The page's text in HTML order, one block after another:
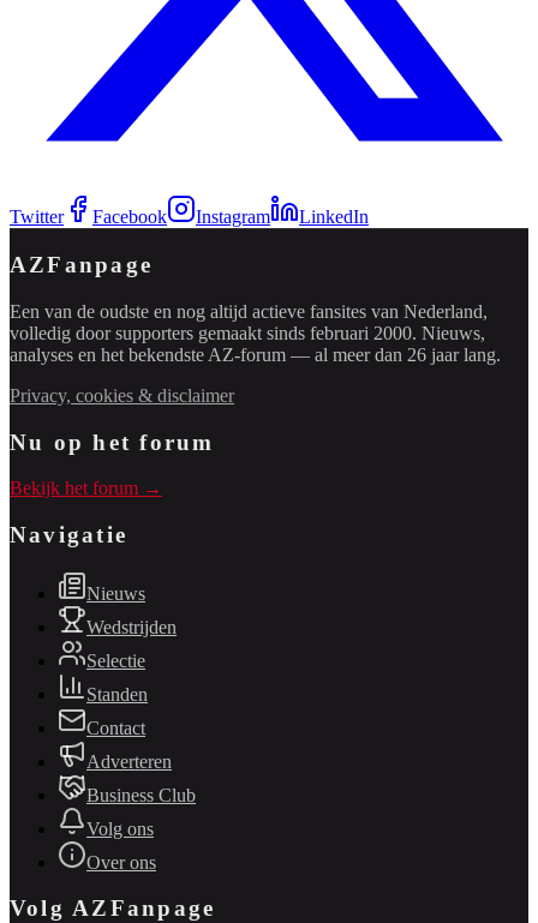
Twitter Facebook Instagram LinkedIn
AZFanpage
Een van de oudste en nog altijd actieve fansites van Nederland,
volledig door supporters gemaakt sinds februari 2000. Nieuws,
analyses en het bekendste AZ-forum — al meer dan 26 jaar lang.
Privacy, cookies & disclaimer
Nu op het forum
Bekijk het forum →
Navigatie
Nieuws
Wedstrijden
Selectie
Standen
Contact
Adverteren
Business Club
Volg ons
Over ons
Volg AZFanpage